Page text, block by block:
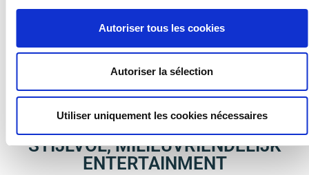
Autoriser tous les cookies
Autoriser la sélection
Utiliser uniquement les cookies nécessaires
EEN ASSORTIMENT
HERBRUIKBAAR SERVIES VOOR
STIJLVOL, MILIEUVRIENDELIJK
ENTERTAINMENT